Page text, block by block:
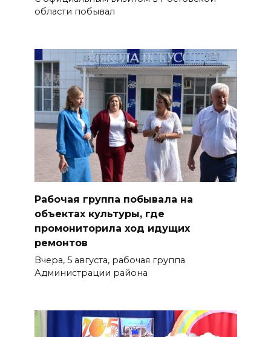
области побывал
Рабочая группа побывала на
объектах культуры, где
промониторила ход идущих
ремонтов
Вчера, 5 августа, рабочая группа
Администрации района